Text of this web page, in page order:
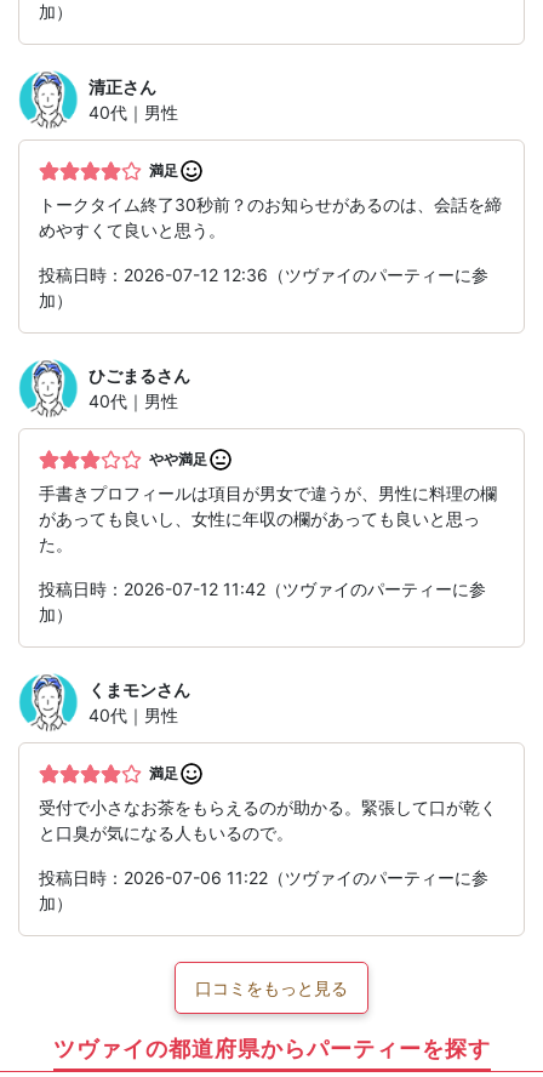
加）
清正さん
40代｜男性
満足
トークタイム終了30秒前？のお知らせがあるのは、会話を締
めやすくて良いと思う。
投稿日時：2026-07-12 12:36（ツヴァイのパーティーに参
加）
ひごまるさん
40代｜男性
やや満足
手書きプロフィールは項目が男女で違うが、男性に料理の欄
があっても良いし、女性に年収の欄があっても良いと思っ
た。
投稿日時：2026-07-12 11:42（ツヴァイのパーティーに参
加）
くまモンさん
40代｜男性
満足
受付で小さなお茶をもらえるのが助かる。緊張して口が乾く
と口臭が気になる人もいるので。
投稿日時：2026-07-06 11:22（ツヴァイのパーティーに参
加）
口コミをもっと見る
ツヴァイの都道府県からパーティーを探す